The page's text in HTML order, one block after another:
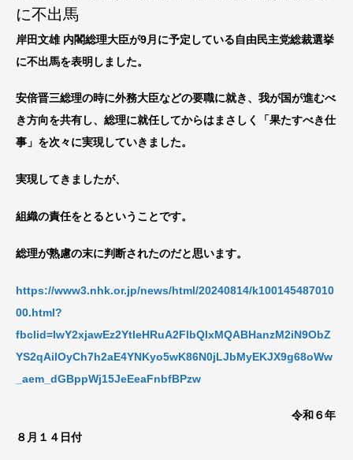
に不出馬
岸田文雄 内閣総理大臣が9月に予定している自由民主党総裁選挙
に不出馬を表明しました。
安倍晋三総理の時に外務大臣などの要職に就き、我が国が進むべ
き方向を共有し、総理に就任してからはまさしく「果たすべき仕
事」を次々に実現していきました。
実現してきましたが、
組織の責任をとるということです。
総理が熟慮の末に判断されたのだと思います。
https://www3.nhk.or.jp/news/html/20240814/k100145487010
00.html?
fbclid=IwY2xjawEz2YtleHRuA2FlbQIxMQABHanzM2iN9ObZ
YS2qAilOyCh7h2aE4YNKyo5wK86N0jLJbMyEKJX9g68oWw
_aem_dGBppWj15JeEeaFnbfBPzw
令和６年
８月１４日付